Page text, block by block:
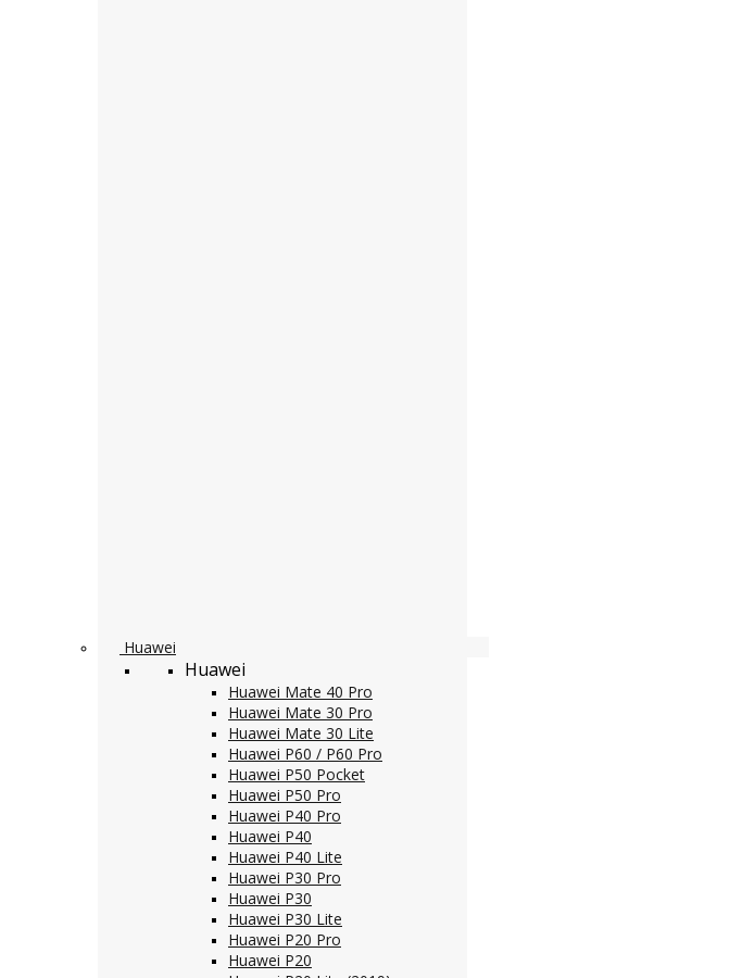
Huawei
Huawei
Huawei Mate 40 Pro
Huawei Mate 30 Pro
Huawei Mate 30 Lite
Huawei P60 / P60 Pro
Huawei P50 Pocket
Huawei P50 Pro
Huawei P40 Pro
Huawei P40
Huawei P40 Lite
Huawei P30 Pro
Huawei P30
Huawei P30 Lite
Huawei P20 Pro
Huawei P20